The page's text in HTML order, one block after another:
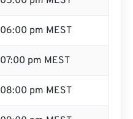
06:00 pm MEST
07:00 pm MEST
08:00 pm MEST